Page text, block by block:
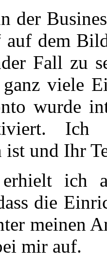
der
auf dem
Fall zu
viele
wurde
ist und Ihr
ich
die
meinen
mir auf.